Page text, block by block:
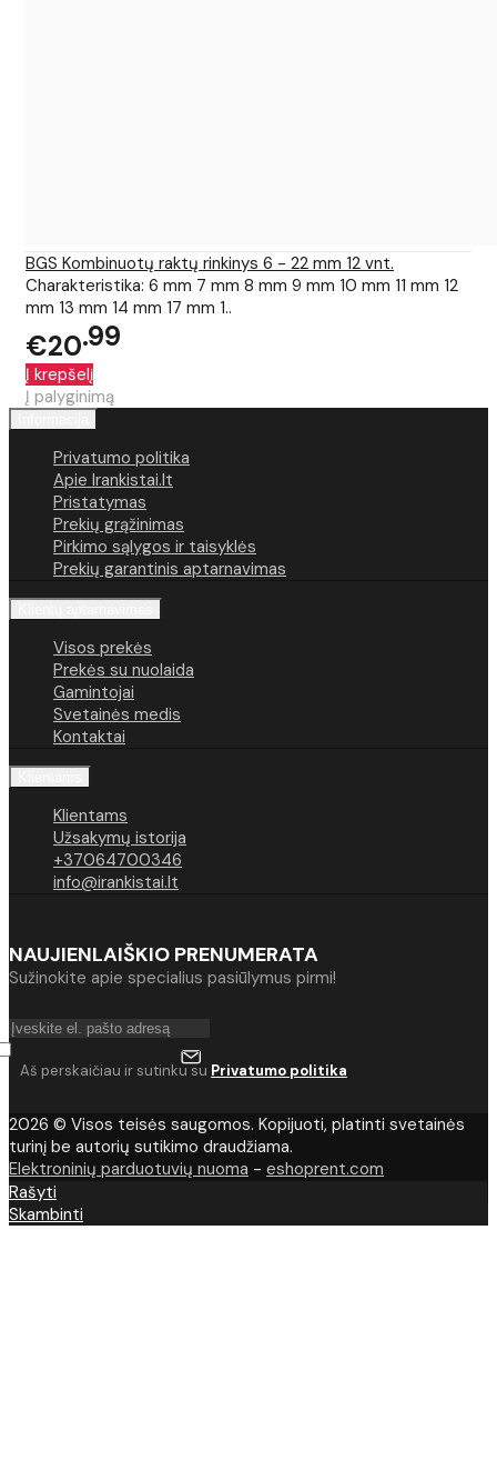
BGS Kombinuotų raktų rinkinys 6 - 22 mm 12 vnt.
Charakteristika: 6 mm 7 mm 8 mm 9 mm 10 mm 11 mm 12
mm 13 mm 14 mm 17 mm 1..
€20 99
Į krepšelį
Į palyginimą
Privatumo politika
Apie Irankistai.lt
Pristatymas
Prekių grąžinimas
Pirkimo sąlygos ir taisyklės
Prekių garantinis aptarnavimas
Visos prekės
Prekės su nuolaida
Gamintojai
Svetainės medis
Kontaktai
Klientams
Užsakymų istorija
+37064700346
info@irankistai.lt
NAUJIENLAIŠKIO PRENUMERATA
Sužinokite apie specialius pasiūlymus pirmi!
Aš perskaičiau ir sutinku su Privatumo politika
2026 © Visos teisės saugomos. Kopijuoti, platinti svetainės
turinį be autorių sutikimo draudžiama.
Elektroninių parduotuvių nuoma - eshoprent.com
Rašyti
Skambinti